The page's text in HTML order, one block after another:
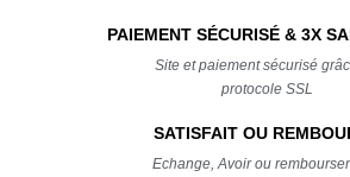
PAIEMENT SÉCURISÉ & 3X
Site et paiement sécurisé
protocole SSL
SATISFAIT OU
Echange, Avoir ou